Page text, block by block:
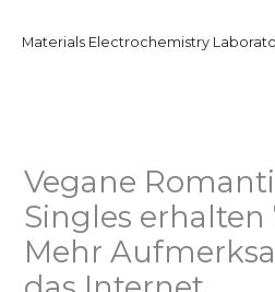
Materials Electrochemistry
Vegane
Singles erhalten
Mehr